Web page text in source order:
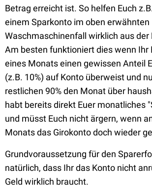
Betrag erreicht ist. So helfen Euch
einem Sparkonto im oben erwähnten
Waschmaschinenfall wirklich aus der
Am besten funktioniert dies wenn Ihr
eines Monats einen gewissen Anteil
(z.B. 10%) auf Konto überweist und
restlichen 90% den Monat über
habt bereits direkt Euer monatliches
und müsst Euch nicht ärgern, wenn
Monats das Girokonto doch wieder
Grundvoraussetzung für den
natürlich, dass Ihr das Konto nicht
Geld wirklich braucht.